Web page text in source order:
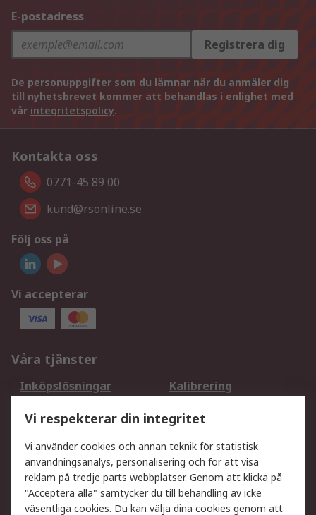
E-postadress
Registrera dig
De personuppgifter som du lämnar när du anmäler dig
till nyhetsbrevet kommer att behandlas i enlighet med
vår integritetspolicy.
Kontakta oss
0771-45 89 00
kund@rsonline.se
Följ oss på
Vi accepterar
Våra tjänster
Inköpslösningar
Kalibrering
DesignSpark
Teknisk Support
Ditt lokala säljteam
Exportlösningar
Support
Få hjälp Retur av varor
Vi respekterar din integritet
Vi använder cookies och annan teknik för statistisk
användningsanalys, personalisering och för att visa
reklam på tredje parts webbplatser. Genom att klicka på
"Acceptera alla" samtycker du till behandling av icke
väsentliga cookies. Du kan välja dina cookies genom att